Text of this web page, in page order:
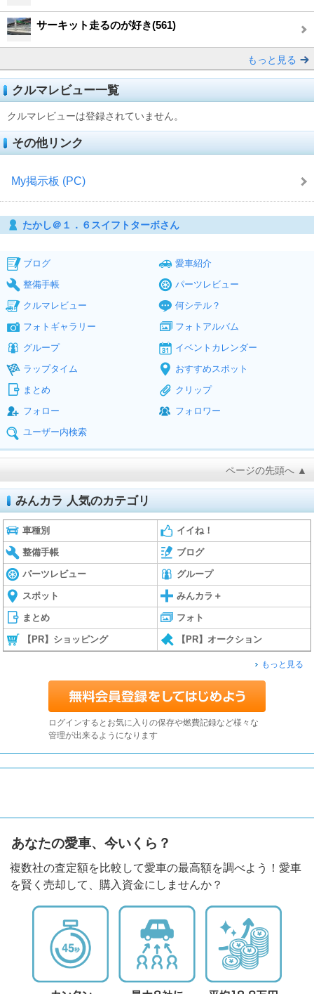
サーキット走るのが好き(561)
もっと見る
クルマレビュー一覧
クルマレビューは登録されていません。
その他リンク
My掲示板 (PC)
たかし＠１．６スイフトターボさん
ブログ
愛車紹介
整備手帳
パーツレビュー
クルマレビュー
何シテル？
フォトギャラリー
フォトアルバム
グループ
イベントカレンダー
ラップタイム
おすすめスポット
まとめ
クリップ
フォロー
フォロワー
ユーザー内検索
ページの先頭へ ▲
みんカラ 人気のカテゴリ
車種別 イイね！
整備手帳 ブログ
パーツレビュー グループ
スポット みんカラ＋
まとめ フォト
【PR】ショッピング 【PR】オークション
もっと見る
ログインするとお気に入りの保存や燃費記録など様々な
管理が出来るようになります
あなたの愛車、今いくら？
複数社の査定額を比較して愛車の最高額を調べよう！愛車
を賢く売却して、購入資金にしませんか？